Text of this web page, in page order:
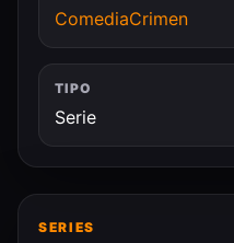
ComediaCrimen
TIPO
Serie
SERIES